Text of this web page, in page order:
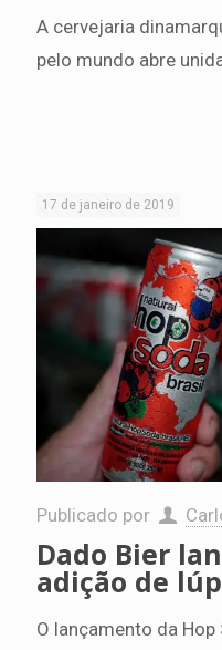
A cervejaria
pelo mundo abre
17 de janeiro de 2019
Publicado por
Dado Bier
adição de
O lançamento da